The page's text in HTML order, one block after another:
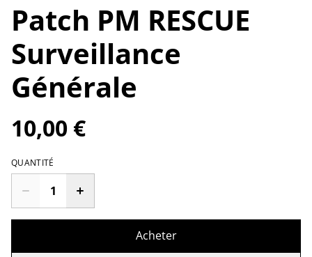
Patch PM RESCUE
Surveillance
Générale
10,00 €
QUANTITÉ
Acheter